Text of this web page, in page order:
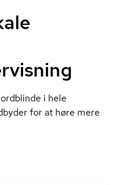
i hele
for at høre mere